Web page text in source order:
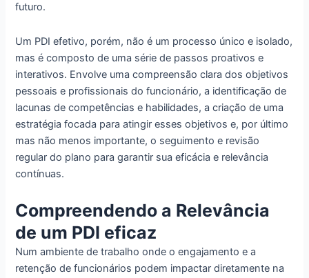
futuro.
Um PDI efetivo, porém, não é um processo único e isolado,
mas é composto de uma série de passos proativos e
interativos. Envolve uma compreensão clara dos objetivos
pessoais e profissionais do funcionário, a identificação de
lacunas de competências e habilidades, a criação de uma
estratégia focada para atingir esses objetivos e, por último
mas não menos importante, o seguimento e revisão
regular do plano para garantir sua eficácia e relevância
contínuas.
Compreendendo a Relevância
de um PDI eficaz
Num ambiente de trabalho onde o engajamento e a
retenção de funcionários podem impactar diretamente na